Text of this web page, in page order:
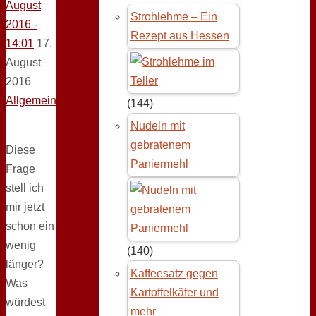
August
2016 -
14:01 17.
August
2016
Allgemein
Diese
Frage
stell ich
mir jetzt
schon ein
wenig
länger?
Was
würdest
Strohlehme – Ein
Rezept aus Hessen
(144)
Nudeln mit
gebratenem
Paniermehl
(140)
Kaffeesatz gegen
Kartoffelkäfer und
mehr